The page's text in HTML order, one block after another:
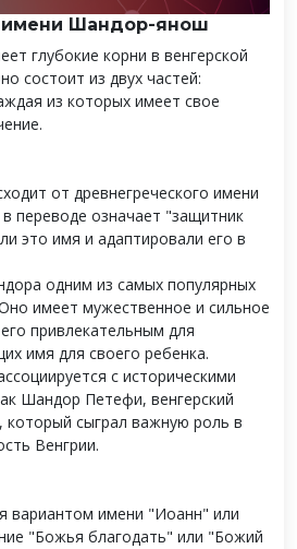
Шандор-янош
глубокие корни в венгерской
состоит из двух частей:
из которых имеет свое
от древнегреческого имени
переводе означает "защитник
это имя и адаптировали его в
одним из самых популярных
имеет мужественное и сильное
привлекательным для
имя для своего ребенка.
с историческими
Шандор Петефи, венгерский
который сыграл важную роль в
Венгрии.
вариантом имени "Иоанн" или
"Божья благодать" или "Божий